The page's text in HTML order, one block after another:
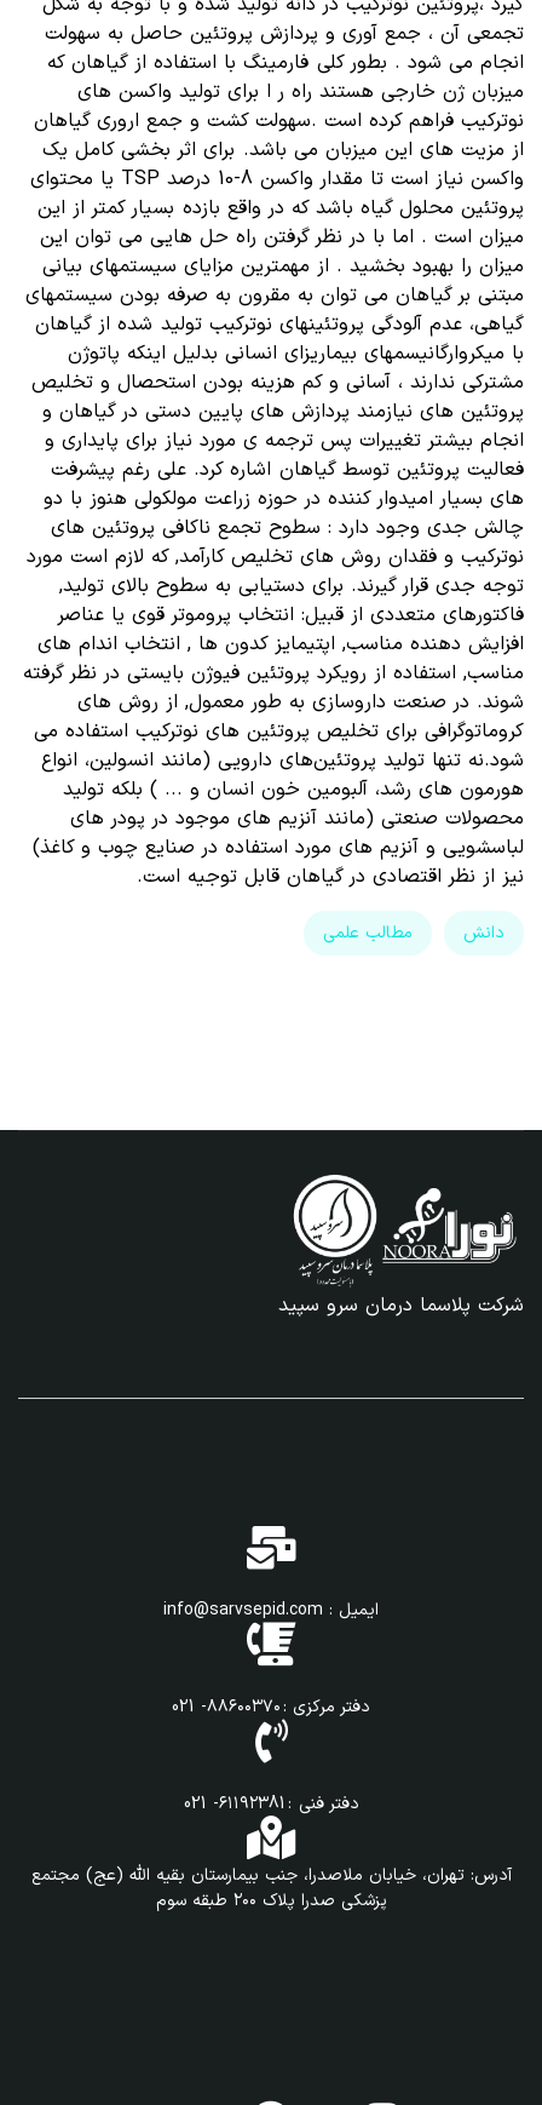
تجمعی آن ، جمع آوری و پردازش پروتئین حاصل به سهولت
انجام می شود . بطور کلی فارمینگ با استفاده از گیاهان که
میزبان ژن خارجی هستند راه ر ا برای تولید واکسن های
نوترکیب فراهم کرده است .سهولت کشت و جمع اروری گیاهان
از مزیت های این میزبان می باشد. برای اثر بخشی کامل یک
واکسن نیاز است تا مقدار واکسن 8-10 درصد TSP یا محتوای
پروتئین محلول گیاه باشد که در واقع بازده بسیار کمتر از این
میزان است . اما با در نظر گرفتن راه حل هایی می توان این
میزان را بهبود بخشید . از مهمترین مزایای سیستم­های بیانی
مبتنی بر گیاهان می توان به مقرون به صرفه بودن سیستمهای
گیاهی، عدم آلودگی پروتئینهای نوترکیب تولید شده از گیاهان
با میکروارگانیسمهای بیماریزای انسانی بدلیل اینکه پاتوژن
مشترکی ندارند ، آسانی و کم هزینه بودن استحصال و تخلیص
پروتئین های نیازمند پردازش های پایین دستی در گیاهان و
انجام بیشتر تغییرات پس ترجمه ی مورد نیاز برای پایداری و
فعالیت پروتئین توسط گیاهان اشاره کرد. علی رغم پیشرفت
های بسیار امیدوار کننده در حوزه زراعت مولکولی هنوز با دو
چالش جدی وجود دارد : سطوح تجمع ناکافی پروتئین های
نوترکیب و فقدان روش های تخلیص کارآمد, که لازم است مورد
توجه جدی قرار گیرند. برای دستیابی به سطوح بالای تولید,
فاکتورهای متعددی از قبیل: انتخاب پروموتر قوی یا عناصر
افزایش دهنده مناسب, اپتیمایز کدون ها , انتخاب اندام های
مناسب, استفاده از رویکرد پروتئین فیوژن بایستی در نظر گرفته
شوند. در صنعت داروسازی به طور معمول, از روش های
کروماتوگرافی برای تخلیص پروتئین های نوترکیب استفاده می
شود.نه تنها تولید پروتئین‌های دارویی (مانند انسولین، انواع
هورمون های رشد، آلبومین خون انسان و ... ) بلکه تولید
محصولات صنعتی (مانند آنزیم های موجود در پودر های
لباسشویی و آنزیم های مورد استفاده در صنایع چوب و کاغذ)
نیز از نظر اقتصادی در گیاهان قابل توجیه است.
دانش مطالب علمی
شرکت پلاسما درمان سرو سپید
ایمیل : info@sarvsepid.com
دفتر مرکزی : ۸۸۶۰۰۳۷۰- 021
دفتر فنی : ۶۱۱۹۲۳81- 021
آدرس: تهران، خیابان ملاصدرا، جنب بیمارستان بقیه الله (عج) مجتمع
پزشکی صدرا پلاک ۲۰۰ طبقه سوم